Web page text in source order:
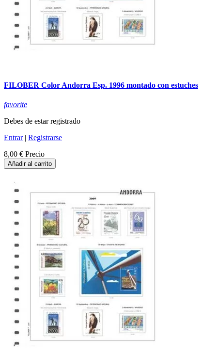
FILOBER Color Andorra Esp. 1996 montado con estuches
favorite
Debes de estar registrado
Entrar| Registrarse
8,00 € Precio
Añadir al carrito